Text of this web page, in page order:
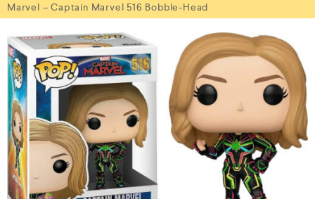
Marvel – Captain Marvel 516 Bobble-Head